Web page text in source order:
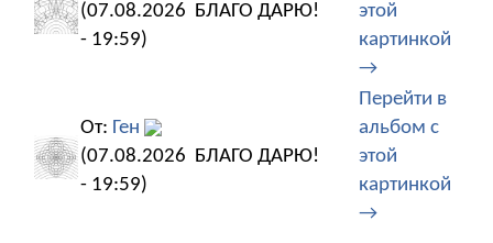
(07.08.2026
- 19:59)
БЛАГО ДАРЮ!
этой
картинкой
→
От: Ген
(07.08.2026
- 19:59)
БЛАГО ДАРЮ!
Перейти в
альбом с
этой
картинкой
→